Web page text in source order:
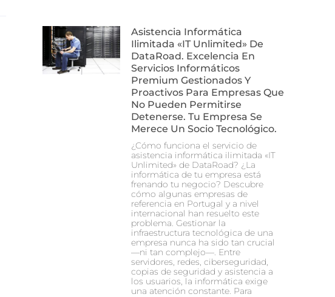
Asistencia Informática
Ilimitada «IT Unlimited» De
DataRoad. Excelencia En
Servicios Informáticos
Premium Gestionados Y
Proactivos Para Empresas Que
No Pueden Permitirse
Detenerse. Tu Empresa Se
Merece Un Socio Tecnológico.
¿Cómo funciona el servicio de
asistencia informática ilimitada «IT
Unlimited» de DataRoad? ¿La
informática de tu empresa está
frenando tu negocio? Descubre
cómo algunas empresas de
referencia en Portugal y a nivel
internacional han resuelto este
problema. Gestionar la
infraestructura tecnológica de una
empresa nunca ha sido tan crucial
—ni tan complejo—. Entre
servidores, redes, ciberseguridad,
copias de seguridad y asistencia a
los usuarios, la informática exige
una atención constante. Para